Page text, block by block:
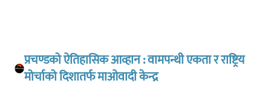
प्रचण्डको ऐतिहासिक आव्हान : वामपन्थी एकता र राष्ट्रिय
मोर्चाको दिशातर्फ माओवादी केन्द्र